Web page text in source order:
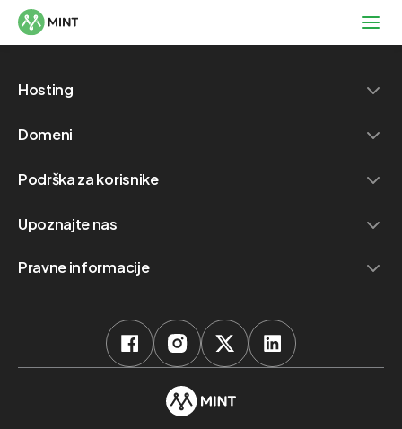
Hosting
Domeni
Podrška za korisnike
Upoznajte nas
Pravne informacije